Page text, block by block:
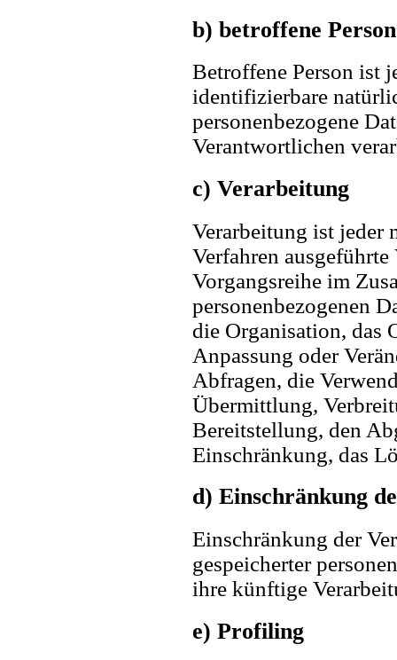
b) betroffene Person
Betroffene Person ist
identifizierbare
personenbezogene
Verantwortlichen
c) Verarbeitung
Verarbeitung ist jeder
Verfahren
Vorgangsreihe im
personenbezogenen
die Organisation, das
Anpassung oder
Abfragen, die
Übermittlung,
Bereitstellung, den
Einschränkung, das
d) Einschränkung
Einschränkung der
gespeicherter
ihre künftige
e) Profiling